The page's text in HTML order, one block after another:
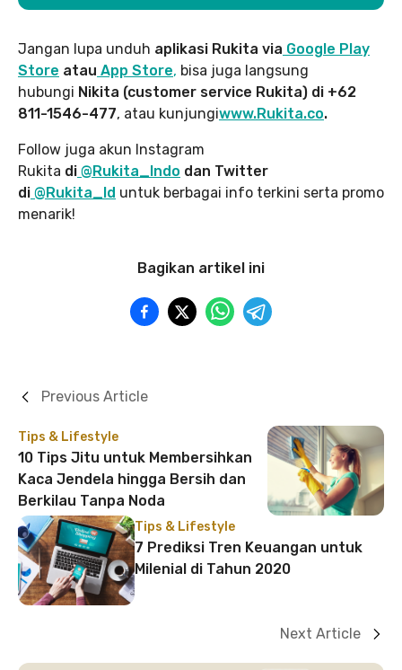
Jangan lupa unduh aplikasi Rukita via Google Play
Store atau App Store, bisa juga langsung
hubungi Nikita (customer service Rukita) di +62
811-1546-477, atau kunjungiwww.Rukita.co.
Follow juga akun Instagram
Rukita di @Rukita_Indo dan Twitter
di @Rukita_Id untuk berbagai info terkini serta promo
menarik!
Bagikan artikel ini
Tips & Lifestyle
10 Tips Jitu untuk Membersihkan
Kaca Jendela hingga Bersih dan
Berkilau Tanpa Noda
Previous Article
Tips & Lifestyle
7 Prediksi Tren Keuangan untuk
Milenial di Tahun 2020
Next Article